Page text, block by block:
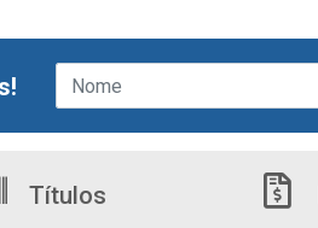
Títulos